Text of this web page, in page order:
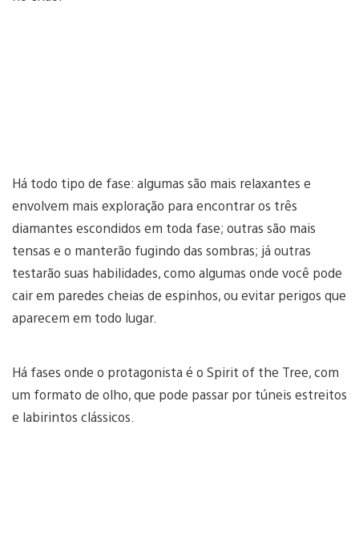
Há todo tipo de fase: algumas são mais relaxantes e
envolvem mais exploração para encontrar os três
diamantes escondidos em toda fase; outras são mais
tensas e o manterão fugindo das sombras; já outras
testarão suas habilidades, como algumas onde você pode
cair em paredes cheias de espinhos, ou evitar perigos que
aparecem em todo lugar.
Há fases onde o protagonista é o Spirit of the Tree, com
um formato de olho, que pode passar por túneis estreitos
e labirintos clássicos.